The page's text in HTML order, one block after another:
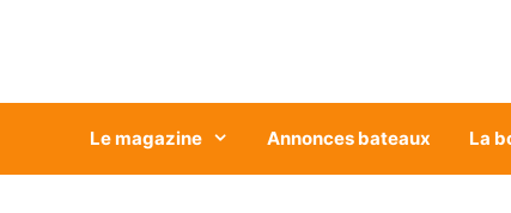
Le magazine Annonces bateaux La